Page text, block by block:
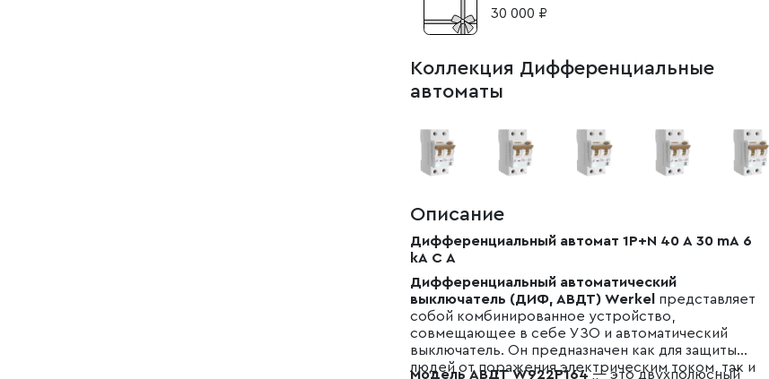
30 000 ₽
Коллекция Дифференциальные
автоматы
Описание
Дифференциальный автомат 1P+N 40 A 30 mA 6
kA C A
Дифференциальный автоматический
выключатель (ДИФ, АВДТ) Werkel представляет
собой комбинированное устройство,
совмещающее в себе УЗО и автоматический
выключатель. Он предназначен как для защиты
людей от поражения электрическим током, так и
Модель АВДТ W922P164— это двухполюсный